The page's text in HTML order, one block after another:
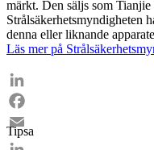
märkt. Den säljs som
Strålsäkerhetsmyndigheten
denna eller liknande
Läs mer på
LinkedIn
Facebook
Email
Tipsa